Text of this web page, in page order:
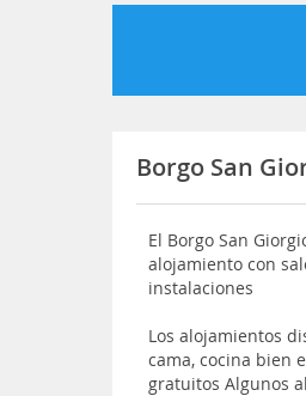
Borgo San
El Borgo San
alojamiento con
instalaciones
Los alojamientos
cama, cocina bien
gratuitos Algunos